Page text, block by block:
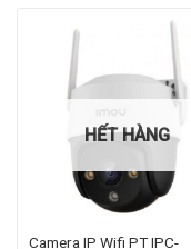
HẾT HÀNG
Camera IP Wifi PT IPC-